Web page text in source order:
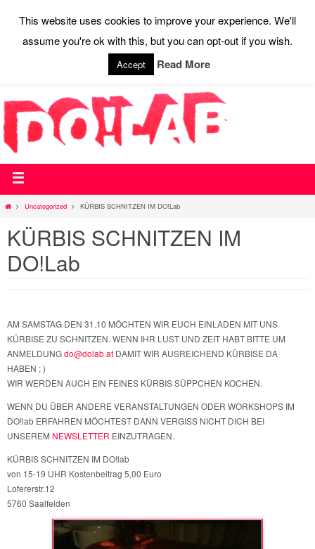
STARTSEITE WEBSHOP WIR SAGEN DO!
AKTUELLES
CONTACT PRESSE
Uncategorized KÜRBIS SCHNITZEN IM DO!Lab
KÜRBIS SCHNITZEN IM
DO!Lab
AM SAMSTAG DEN 31.10 MÖCHTEN WIR EUCH EINLADEN MIT UNS
KÜRBISE ZU SCHNITZEN. WENN IHR LUST UND ZEIT HABT BITTE UM
ANMELDUNGdo@dolab.at DAMIT WIR AUSREICHEND KÜRBISE DA
HABEN ; )
WIR WERDEN AUCH EIN FEINES KÜRBIS SÜPPCHEN KOCHEN.
WENN DU ÜBER ANDERE VERANSTALTUNGEN ODER WORKSHOPS IM
DO!lab ERFAHREN MÖCHTEST DANN VERGISS NICHT DICH BEI
UNSEREM NEWSLETTER EINZUTRAGEN.
KÜRBIS SCHNITZEN IM DO!lab
von 15-19 UHR Kostenbeitrag 5,00 Euro
Lofererstr.12
5760 Saalfelden
This website uses cookies to improve your experience. We'll
assume you're ok with this, but you can opt-out if you wish.
Accept Read More